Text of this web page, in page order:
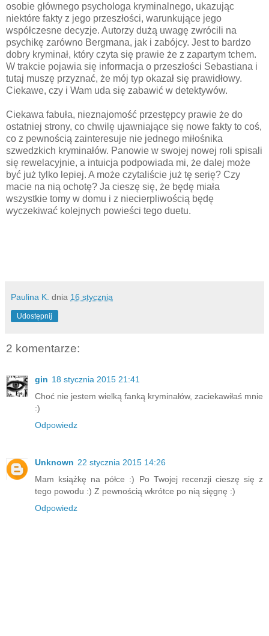
osobie głównego psychologa kryminalnego, ukazując
niektóre fakty z jego przeszłości, warunkujące jego
współczesne decyzje. Autorzy dużą uwagę zwrócili na
psychikę zarówno Bergmana, jak i zabójcy. Jest to bardzo
dobry kryminał, który czyta się prawie że z zapartym tchem.
W trakcie pojawia się informacja o przeszłości Sebastiana i
tutaj muszę przyznać, że mój typ okazał się prawidłowy.
Ciekawe, czy i Wam uda się zabawić w detektywów.
Ciekawa fabuła, nieznajomość przestępcy prawie że do
ostatniej strony, co chwilę ujawniające się nowe fakty to coś,
co z pewnością zainteresuje nie jednego miłośnika
szwedzkich kryminałów. Panowie w swojej nowej roli spisali
się rewelacyjnie, a intuicja podpowiada mi, że dalej może
być już tylko lepiej. A może czytaliście już tę serię? Czy
macie na nią ochotę? Ja cieszę się, że będę miała
wszystkie tomy w domu i z niecierpliwością będę
wyczekiwać kolejnych powieści tego duetu.
Paulina K. dnia 16 stycznia
Udostępnij
2 komentarze:
gin 18 stycznia 2015 21:41
Choć nie jestem wielką fanką kryminałów, zaciekawiłaś mnie
:)
Odpowiedz
Unknown 22 stycznia 2015 14:26
Mam książkę na półce :) Po Twojej recenzji cieszę się z
tego powodu :) Z pewnością wkrótce po nią sięgnę :)
Odpowiedz